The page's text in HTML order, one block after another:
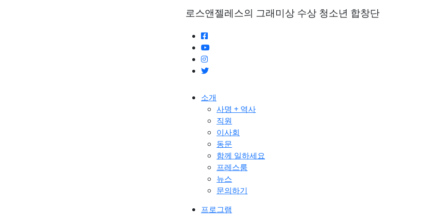
로스앤젤레스의 그래미상 수상 청소년 합창단
소개
사명 + 역사
직원
이사회
동문
함께 일하세요
프레스룸
뉴스
문의하기
프로그램